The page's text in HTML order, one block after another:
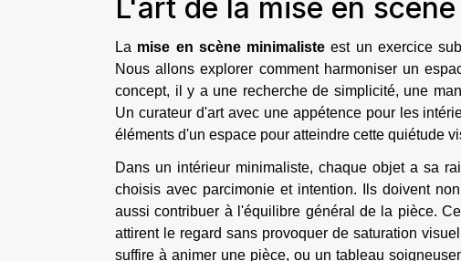
L'art de la mise en
La mise en scène minimaliste est un exercice
Nous allons explorer comment harmoniser un
concept, il y a une recherche de simplicité, une
Un curateur d'art avec une appétence pour les
éléments d'un espace pour atteindre cette quiétude
Dans un intérieur minimaliste, chaque objet a sa
choisis avec parcimonie et intention. Ils doivent
aussi contribuer à l'équilibre général de la pièce.
attirent le regard sans provoquer de saturation
suffire à animer une pièce, ou un tableau